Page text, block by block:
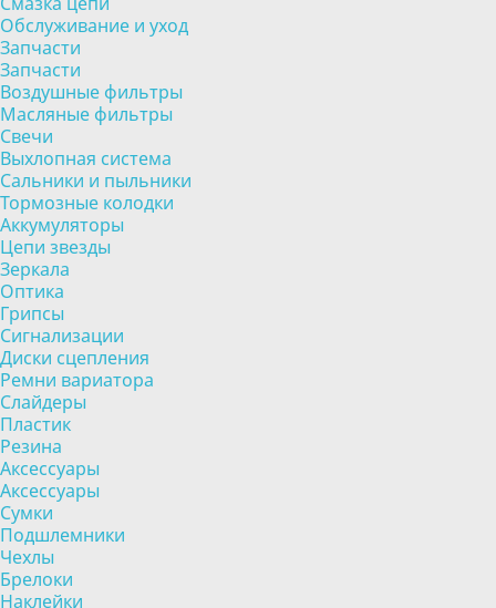
Обслуживание и уход
Запчасти
Запчасти
Воздушные фильтры
Масляные фильтры
Свечи
Выхлопная система
Сальники и пыльники
Тормозные колодки
Аккумуляторы
Цепи звезды
Зеркала
Оптика
Грипсы
Сигнализации
Диски сцепления
Ремни вариатора
Слайдеры
Пластик
Резина
Аксессуары
Аксессуары
Сумки
Подшлемники
Чехлы
Брелоки
Наклейки